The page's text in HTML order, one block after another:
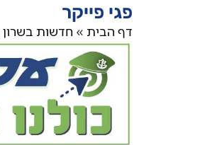
פגי פייקר
דף הבית » חדשות בשרון